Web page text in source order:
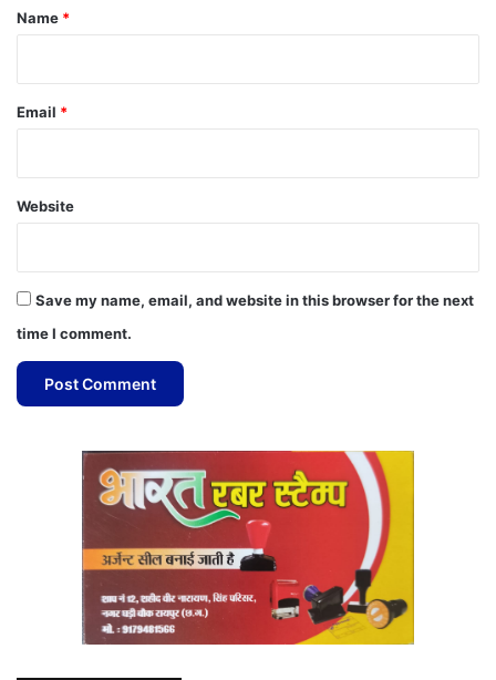
*
Name *
Email *
Website
Save my name, email, and website in this browser for the next
time I comment.